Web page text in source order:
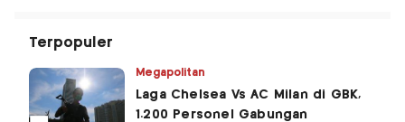
Terpopuler
Megapolitan
Laga Chelsea Vs AC Milan di GBK,
1.200 Personel Gabungan